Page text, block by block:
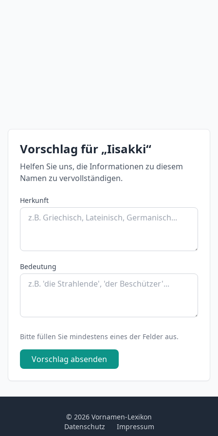
Vorschlag für „Iisakki“
Helfen Sie uns, die Informationen zu diesem
Namen zu vervollständigen.
Herkunft
Bedeutung
Bitte füllen Sie mindestens eines der Felder aus.
Vorschlag absenden
© 2026 Vornamen-Lexikon
Datenschutz
Impressum